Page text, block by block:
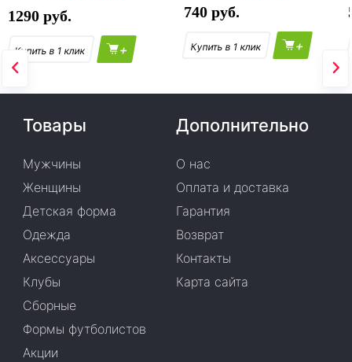
1290
+
740
+
Товары
Мужчины
Женщины
Детская форма
Одежда
Аксессуары
Клубы
Сборные
Формы футболистов
Акции
Дополнительно
О нас
Оплата и доставка
Гарантия
Возврат
Контакты
Карта сайта